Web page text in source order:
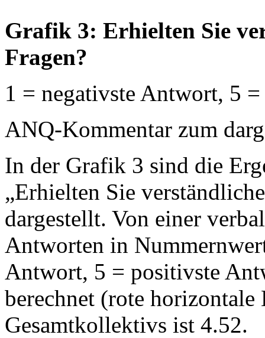
Grafik 3: Erhielten Sie
Fragen?
1 = negativste Antwort, 5
ANQ-Kommentar zum
In der Grafik 3 sind die
„Erhielten Sie
dargestellt. Von einer
Antworten in
Antwort, 5 = positivste
berechnet (rote
Gesamtkollektivs ist 4.52.